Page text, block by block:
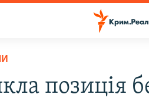
позиція